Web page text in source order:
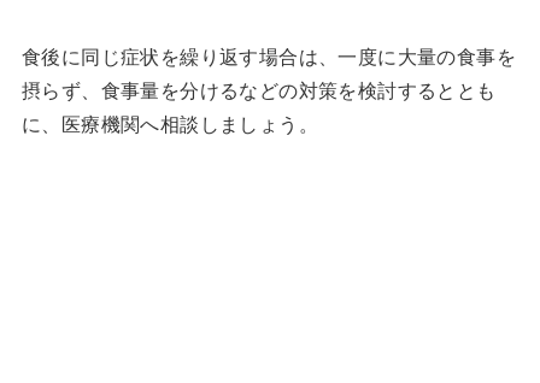
食後に同じ症状を繰り返す場合は、一度に大量の食事を
摂らず、食事量を分けるなどの対策を検討するととも
に、医療機関へ相談しましょう。